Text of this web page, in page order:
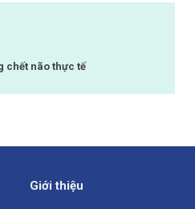
chết não thực tế
Giới thiệu